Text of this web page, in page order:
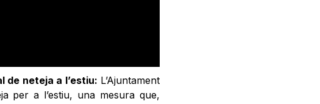
de neteja a l’estiu: L’Ajuntament
per a l’estiu, una mesura que,